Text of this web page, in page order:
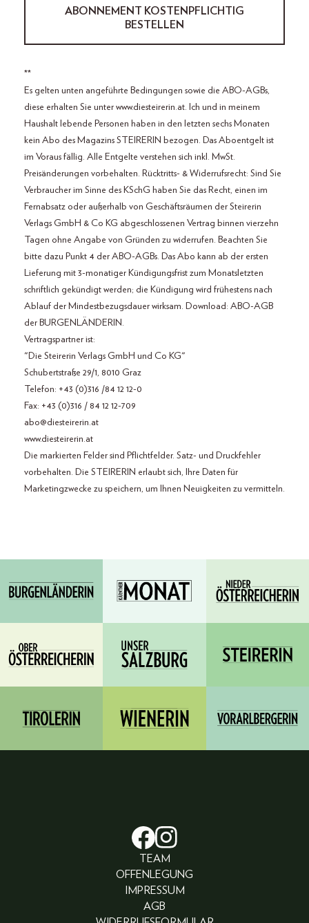
ABONNEMENT KOSTENPFLICHTIG
BESTELLEN
**
Es gelten unten angeführte Bedingungen sowie die ABO-AGBs,
diese erhalten Sie unter www.diesteirerin.at. Ich und in meinem
Haushalt lebende Personen haben in den letzten sechs Monaten
kein Abo des Magazins STEIRERIN bezogen. Das Aboentgelt ist
im Voraus fällig. Alle Entgelte verstehen sich inkl. MwSt.
Preisänderungen vorbehalten. Rücktritts- & Widerrufsrecht: Sind Sie
Verbraucher im Sinne des KSchG haben Sie das Recht, einen im
Fernabsatz oder außerhalb von Geschäftsräumen der Steirerin
Verlags GmbH & Co KG abgeschlossenen Vertrag binnen vierzehn
Tagen ohne Angabe von Gründen zu widerrufen. Beachten Sie
bitte dazu Punkt 4 der ABO-AGBs. Das Abo kann ab der ersten
Lieferung mit 3-monatiger Kündigungsfrist zum Monatsletzten
schriftlich gekündigt werden; die Kündigung wird frühestens nach
Ablauf der Mindestbezugsdauer wirksam. Download: ABO-AGB
der BURGENLÄNDERIN.
Vertragspartner ist:
"Die Steirerin Verlags GmbH und Co KG"
Schubertstraße 29/1, 8010 Graz
Telefon: +43 (0)316 /84 12 12-0
Fax: +43 (0)316 / 84 12 12-709
abo@diesteirerin.at
www.diesteirerin.at
Die markierten Felder sind Pflichtfelder. Satz- und Druckfehler
vorbehalten. Die STEIRERIN erlaubt sich, Ihre Daten für
Marketingzwecke zu speichern, um Ihnen Neuigkeiten zu vermitteln.
TEAM
OFFENLEGUNG
IMPRESSUM
AGB